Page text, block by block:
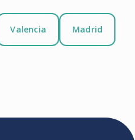
Valencia Madrid